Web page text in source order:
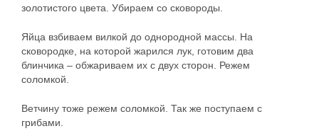
золотистого цвета. Убираем со сковороды.
Яйца взбиваем вилкой до однородной массы. На
сковородке, на которой жарился лук, готовим два
блинчика – обжариваем их с двух сторон. Режем
соломкой.
Ветчину тоже режем соломкой. Так же поступаем с
грибами.